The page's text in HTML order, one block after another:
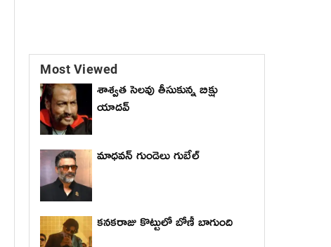
Most Viewed
శాశ్వత సెలవు తీసుకున్న బిక్షు
యాదవ్
మాధ‌వ‌న్ గుండెలు గుబేల్‌
కనకరాజు కొట్టులో బోణీ బాగుంది